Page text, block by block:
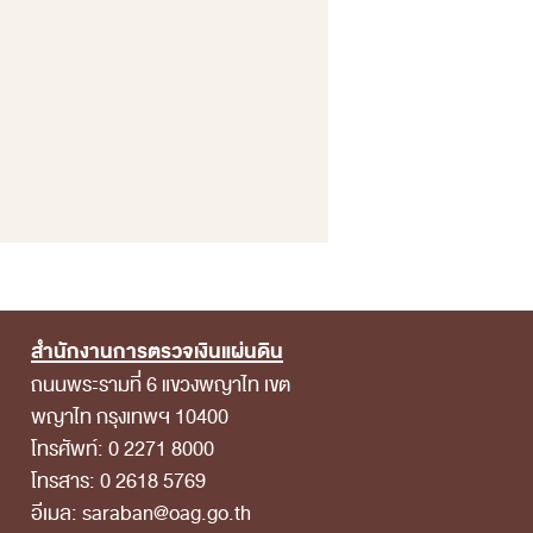
สำนักงานการตรวจเงินแผ่นดิน
ถนนพระรามที่ 6 แขวงพญาไท เขต
พญาไท กรุงเทพฯ 10400
โทรศัพท์: 0 2271 8000
โทรสาร: 0 2618 5769
อีเมล: saraban@oag.go.th